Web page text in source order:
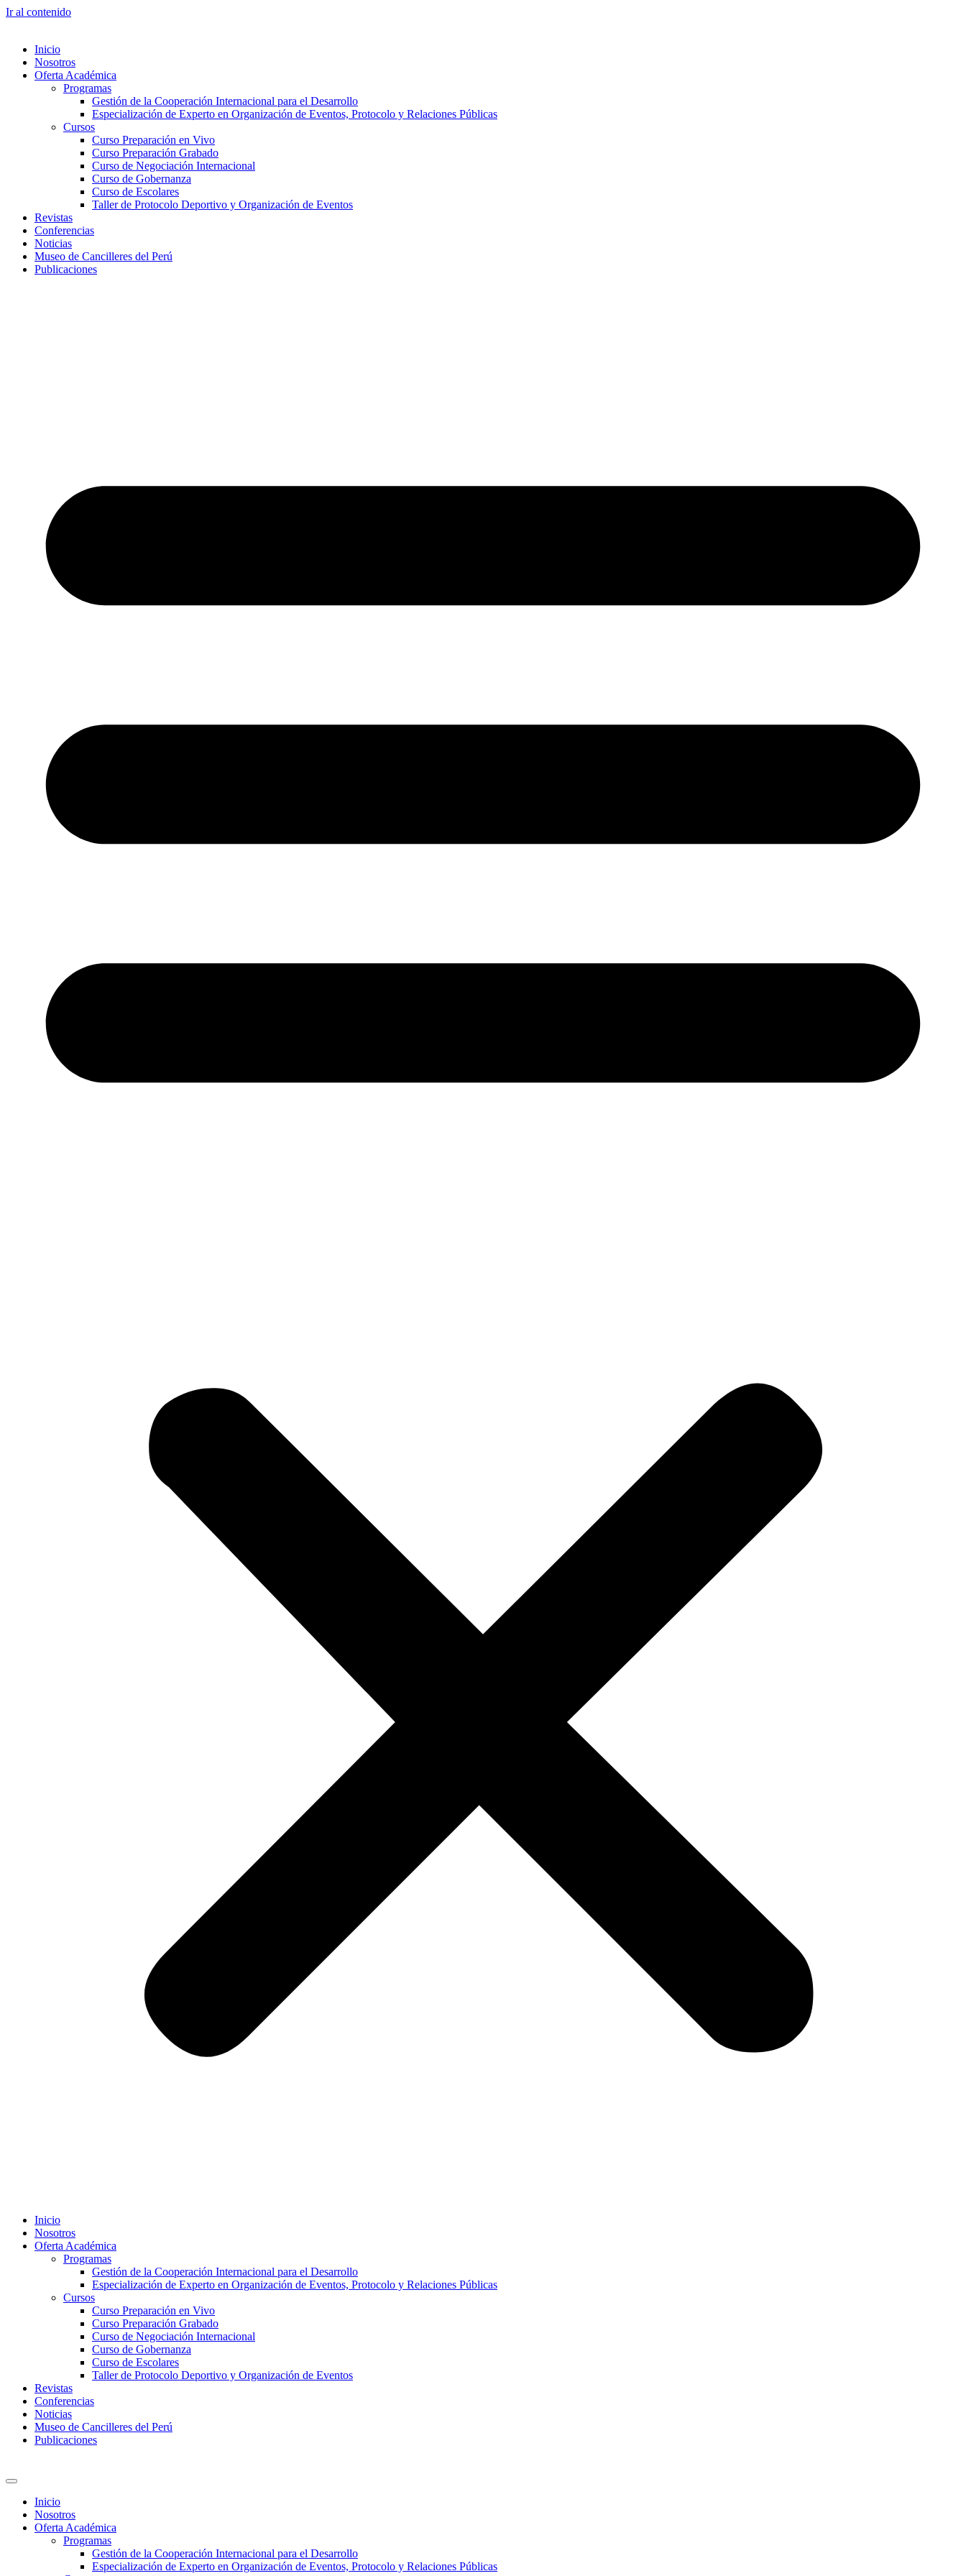
Ir al contenido
Inicio
Nosotros
Oferta Académica
Programas
Gestión de la Cooperación Internacional para el Desarrollo
Especialización de Experto en Organización de Eventos, Protocolo y Relaciones Públicas
Cursos
Curso Preparación en Vivo
Curso Preparación Grabado
Curso de Negociación Internacional
Curso de Gobernanza
Curso de Escolares
Taller de Protocolo Deportivo y Organización de Eventos
Revistas
Conferencias
Noticias
Museo de Cancilleres del Perú
Publicaciones
Inicio
Nosotros
Oferta Académica
Programas
Gestión de la Cooperación Internacional para el Desarrollo
Especialización de Experto en Organización de Eventos, Protocolo y Relaciones Públicas
Cursos
Curso Preparación en Vivo
Curso Preparación Grabado
Curso de Negociación Internacional
Curso de Gobernanza
Curso de Escolares
Taller de Protocolo Deportivo y Organización de Eventos
Revistas
Conferencias
Noticias
Museo de Cancilleres del Perú
Publicaciones
Inicio
Nosotros
Oferta Académica
Programas
Gestión de la Cooperación Internacional para el Desarrollo
Especialización de Experto en Organización de Eventos, Protocolo y Relaciones Públicas